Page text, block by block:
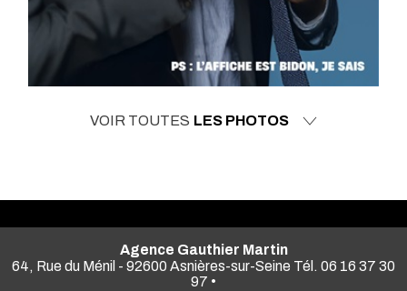
VOIR TOUTES LES PHOTOS
Agence Gauthier Martin
64, Rue du Ménil - 92600 Asnières-sur-Seine Tél. 06 16 37 30
97 •